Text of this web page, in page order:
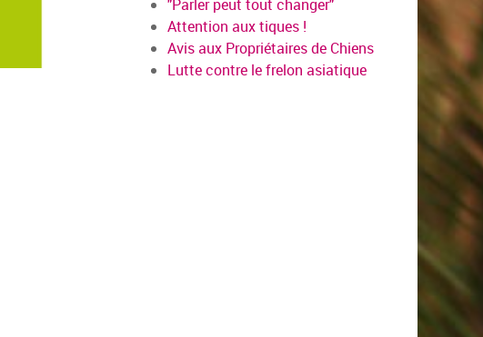
"Parler peut tout changer"
Attention aux tiques !
Avis aux Propriétaires de Chiens
Lutte contre le frelon asiatique